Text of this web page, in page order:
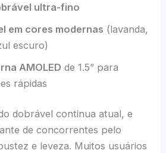
ultra-fino
em cores modernas (lavanda,
escuro)
AMOLED de 1.5” para
rápidas
dobrável continua atual, e
de concorrentes pelo
e leveza. Muitos usuários